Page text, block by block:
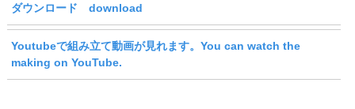
ダウンロード download
Youtubeで組み立て動画が見れます。You can watch the
making on YouTube.